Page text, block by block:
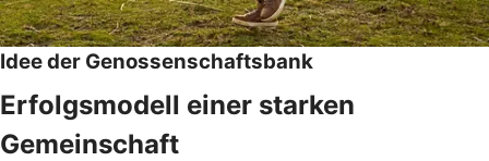
Idee der Genossenschaftsbank
Erfolgsmodell einer starken
Gemeinschaft